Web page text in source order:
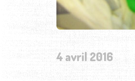
4 avril 2016